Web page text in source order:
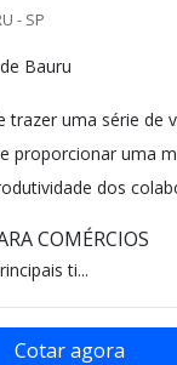
- SP
Bauru
uma série de
proporcionar uma
dos
COMÉRCIOS
ti...
Cotar agora